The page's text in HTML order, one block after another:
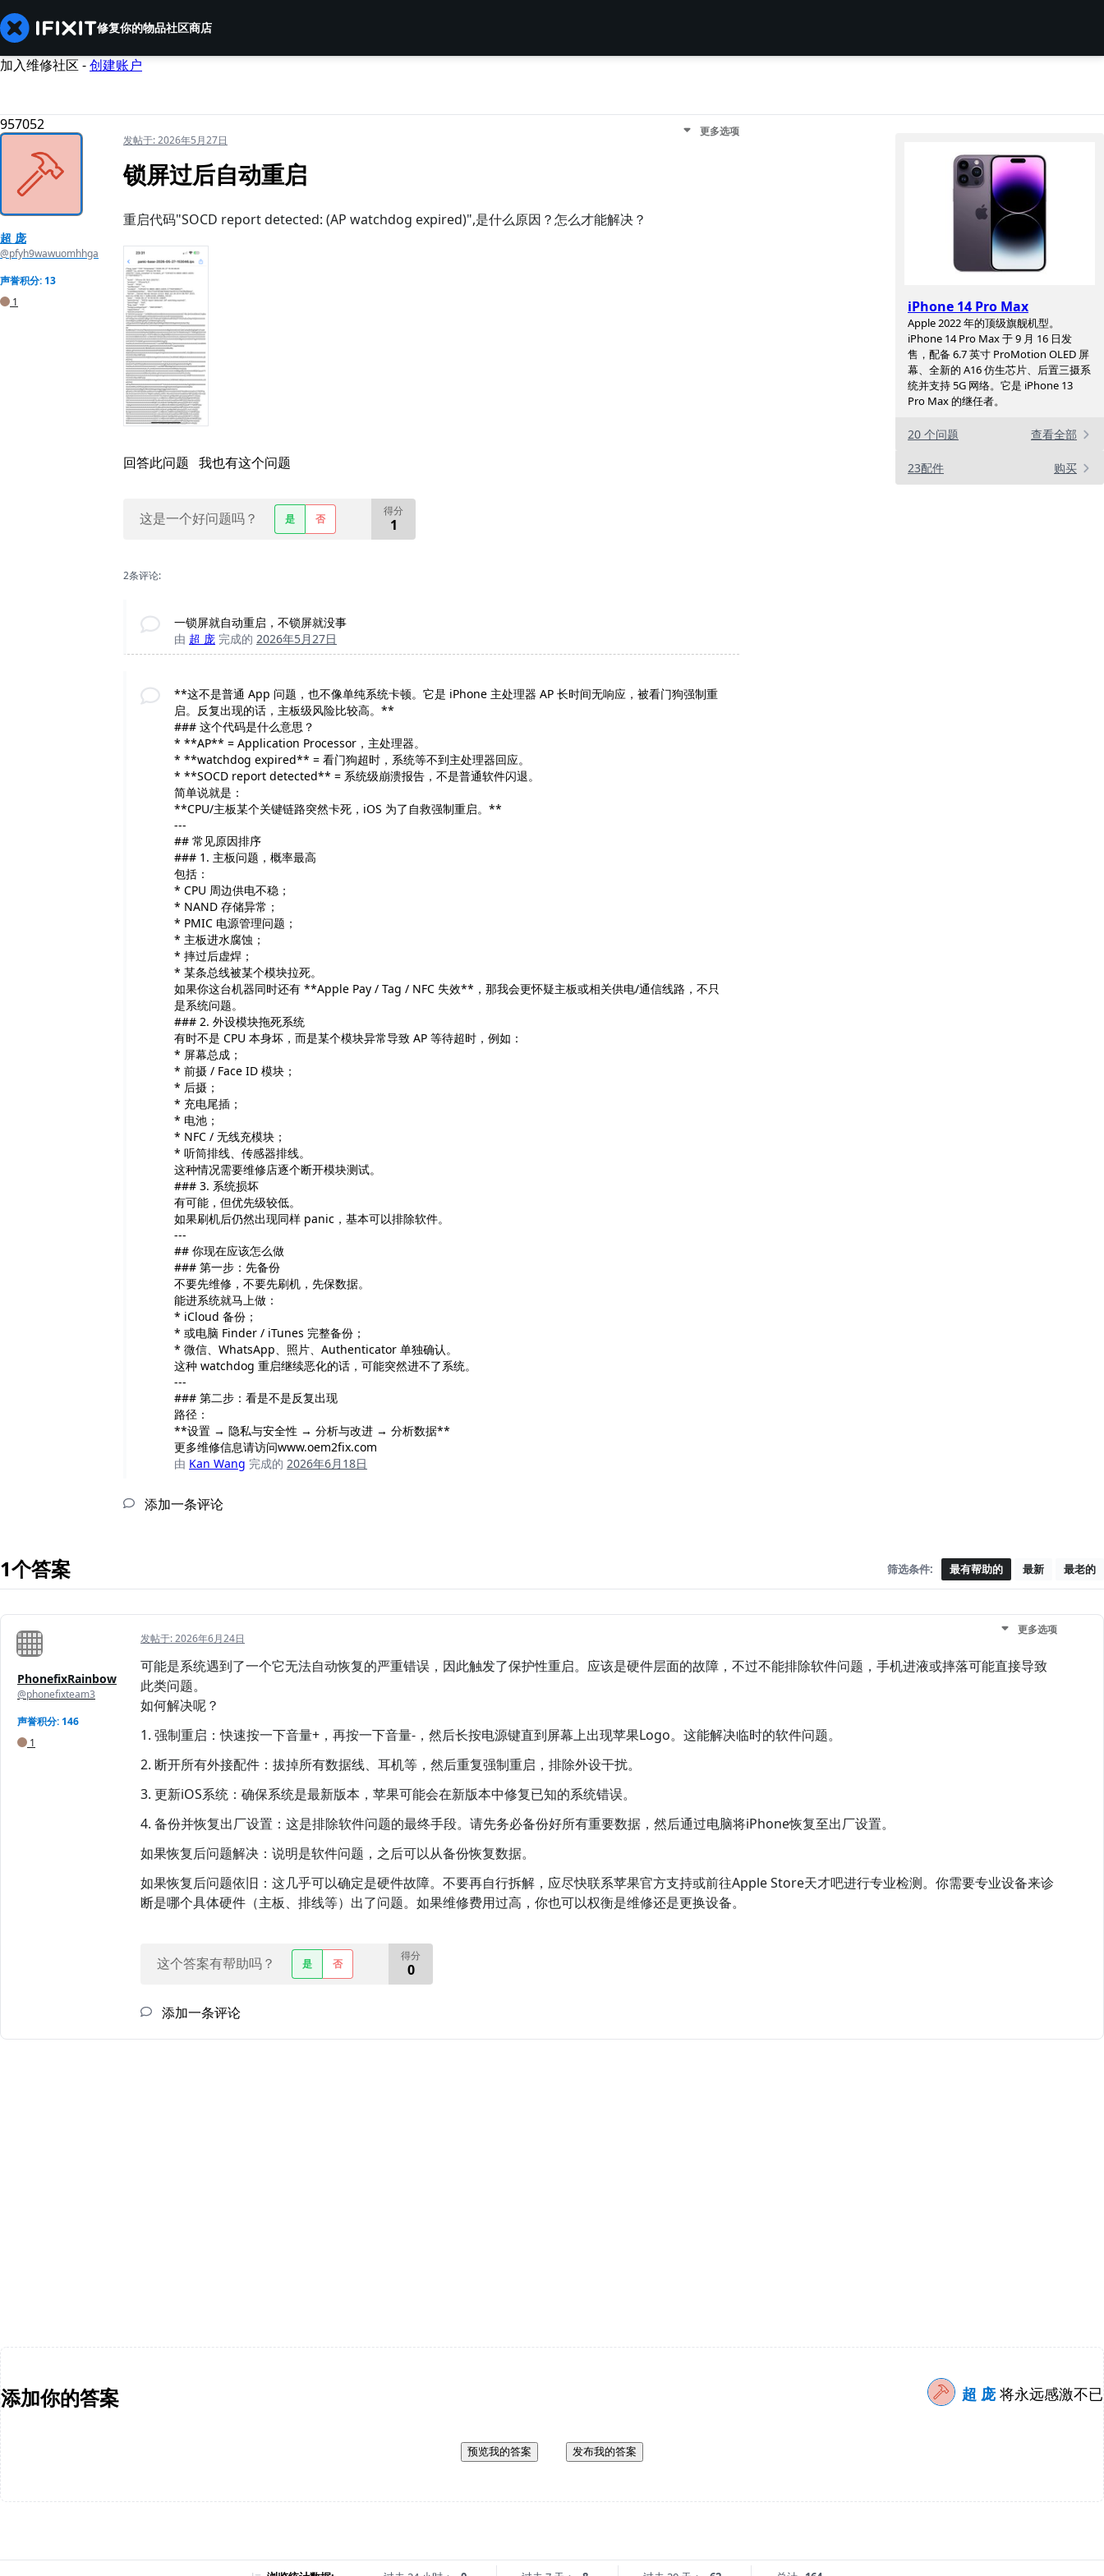
修复你的物品社区商店
加入维修社区 -创建账户
957052
iPhone 14 Pro Max
Apple 2022 年的顶级旗舰机型。
iPhone 14 Pro Max 于 9 月 16 日发
售，配备 6.7 英寸 ProMotion OLED 屏
幕、全新的 A16 仿生芯片、后置三摄系
统并支持 5G 网络。它是 iPhone 13
Pro Max 的继任者。
20 个问题 查看全部
23配件 购买
超 庞
@pfyh9wawuomhhga
声誉积分: 13
1
发帖于:2026年5月27日
更多选项
锁屏过后自动重启
重启代码"SOCD report detected: (AP watchdog expired)",是什么原因？怎么才能解决？
回答此问题 我也有这个问题
这是一个好问题吗？ 是 否
得分
1
2条评论:
一锁屏就自动重启，不锁屏就没事
由 超 庞 完成的2026年5月27日
**这不是普通 App 问题，也不像单纯系统卡顿。它是 iPhone 主处理器 AP 长时间无响应，被看门狗强制重
启。反复出现的话，主板级风险比较高。**
### 这个代码是什么意思？
* **AP** = Application Processor，主处理器。
* **watchdog expired** = 看门狗超时，系统等不到主处理器回应。
* **SOCD report detected** = 系统级崩溃报告，不是普通软件闪退。
简单说就是：
**CPU/主板某个关键链路突然卡死，iOS 为了自救强制重启。**
---
## 常见原因排序
### 1. 主板问题，概率最高
包括：
* CPU 周边供电不稳；
* NAND 存储异常；
* PMIC 电源管理问题；
* 主板进水腐蚀；
* 摔过后虚焊；
* 某条总线被某个模块拉死。
如果你这台机器同时还有 **Apple Pay / Tag / NFC 失效**，那我会更怀疑主板或相关供电/通信线路，不只
是系统问题。
### 2. 外设模块拖死系统
有时不是 CPU 本身坏，而是某个模块异常导致 AP 等待超时，例如：
* 屏幕总成；
* 前摄 / Face ID 模块；
* 后摄；
* 充电尾插；
* 电池；
* NFC / 无线充模块；
* 听筒排线、传感器排线。
这种情况需要维修店逐个断开模块测试。
### 3. 系统损坏
有可能，但优先级较低。
如果刷机后仍然出现同样 panic，基本可以排除软件。
---
## 你现在应该怎么做
### 第一步：先备份
不要先维修，不要先刷机，先保数据。
能进系统就马上做：
* iCloud 备份；
* 或电脑 Finder / iTunes 完整备份；
* 微信、WhatsApp、照片、Authenticator 单独确认。
这种 watchdog 重启继续恶化的话，可能突然进不了系统。
---
### 第二步：看是不是反复出现
路径：
**设置 → 隐私与安全性 → 分析与改进 → 分析数据**
更多维修信息请访问www.oem2fix.com
由 Kan Wang 完成的2026年6月18日
添加一条评论
1个答案 筛选条件: 最有帮助的 最新 最老的
PhonefixRainbow
@phonefixteam3
声誉积分: 146
1
发帖于:2026年6月24日
更多选项
可能是系统遇到了一个它无法自动恢复的严重错误，因此触发了保护性重启。应该是硬件层面的故障，不过不能排除软件问题，手机进液或摔落可能直接导致
此类问题。
如何解决呢？
1. 强制重启：快速按一下音量+，再按一下音量-，然后长按电源键直到屏幕上出现苹果Logo。这能解决临时的软件问题。
2. 断开所有外接配件：拔掉所有数据线、耳机等，然后重复强制重启，排除外设干扰。
3. 更新iOS系统：确保系统是最新版本，苹果可能会在新版本中修复已知的系统错误。
4. 备份并恢复出厂设置：这是排除软件问题的最终手段。请先务必备份好所有重要数据，然后通过电脑将iPhone恢复至出厂设置。
如果恢复后问题解决：说明是软件问题，之后可以从备份恢复数据。
如果恢复后问题依旧：这几乎可以确定是硬件故障。不要再自行拆解，应尽快联系苹果官方支持或前往Apple Store天才吧进行专业检测。你需要专业设备来诊
断是哪个具体硬件（主板、排线等）出了问题。如果维修费用过高，你也可以权衡是维修还是更换设备。
这个答案有帮助吗？ 是 否
得分
0
添加一条评论
添加你的答案 超 庞 将永远感激不已
预览我的答案 发布我的答案